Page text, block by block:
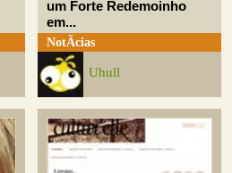
um Forte Redemoinho
em...
NotÃ­cias
Uhull